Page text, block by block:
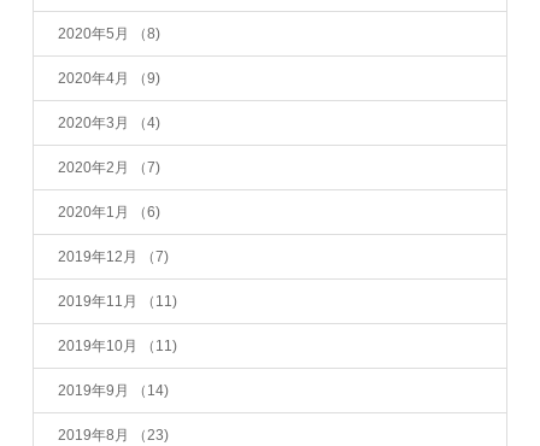
2020年5月 （8)
2020年4月 （9)
2020年3月 （4)
2020年2月 （7)
2020年1月 （6)
2019年12月 （7)
2019年11月 （11)
2019年10月 （11)
2019年9月 （14)
2019年8月 （23)